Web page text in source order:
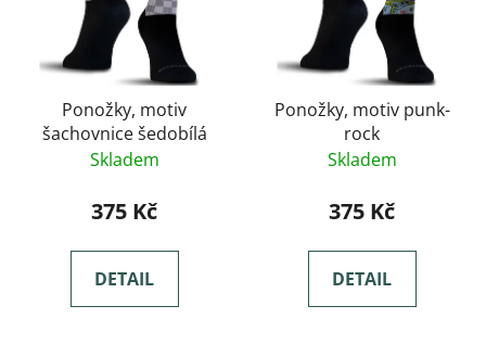
Ponožky, motiv
šachovnice šedobílá
Skladem
375 Kč
DETAIL
Ponožky, motiv punk-
rock
Skladem
375 Kč
DETAIL